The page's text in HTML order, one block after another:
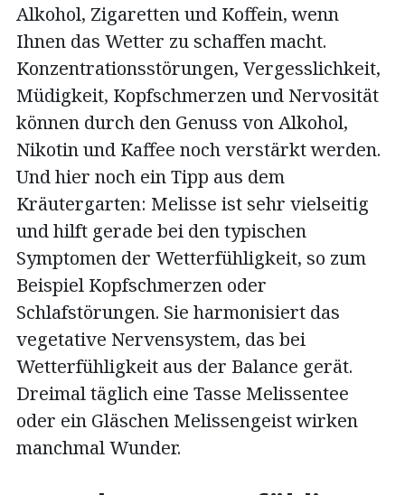
Alkohol, Zigaretten und Koffein, wenn
Ihnen das Wetter zu schaffen macht.
Konzentrationsstörungen, Vergesslichkeit,
Müdigkeit, Kopfschmerzen und Nervosität
können durch den Genuss von Alkohol,
Nikotin und Kaffee noch verstärkt werden.
Und hier noch ein Tipp aus dem
Kräutergarten: Melisse ist sehr vielseitig
und hilft gerade bei den typischen
Symptomen der Wetterfühligkeit, so zum
Beispiel Kopfschmerzen oder
Schlafstörungen. Sie harmonisiert das
vegetative Nervensystem, das bei
Wetterfühligkeit aus der Balance gerät.
Dreimal täglich eine Tasse Melissentee
oder ein Gläschen Melissengeist wirken
manchmal Wunder.